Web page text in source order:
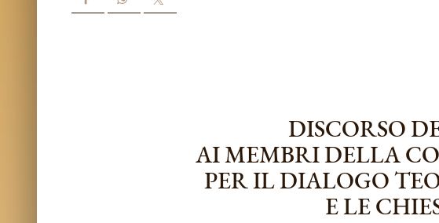
DISCORSO
AI MEMBRI DELLA
PER IL DIALOGO
E LE